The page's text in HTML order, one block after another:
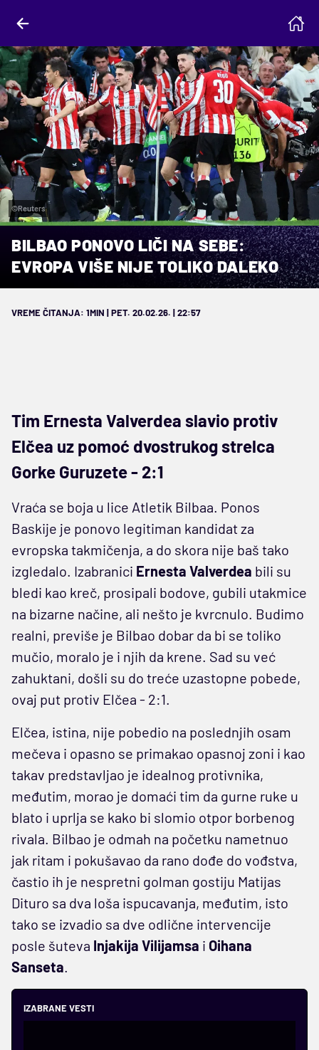
©Reuters
BILBAO PONOVO LIČI NA SEBE:
EVROPA VIŠE NIJE TOLIKO DALEKO
VREME ČITANJA: 1MIN | PET. 20.02.26. | 22:57
Tim Ernesta Valverdea slavio protiv
Elčea uz pomoć dvostrukog strelca
Gorke Guruzete - 2:1
Vraća se boja u lice Atletik Bilbaa. Ponos
Baskije je ponovo legitiman kandidat za
evropska takmičenja, a do skora nije baš tako
izgledalo. Izabranici Ernesta Valverdea bili su
bledi kao kreč, prosipali bodove, gubili utakmice
na bizarne načine, ali nešto je kvrcnulo. Budimo
realni, previše je Bilbao dobar da bi se toliko
mučio, moralo je i njih da krene. Sad su već
zahuktani, došli su do treće uzastopne pobede,
ovaj put protiv Elčea - 2:1.
Elčea, istina, nije pobedio na poslednjih osam
mečeva i opasno se primakao opasnoj zoni i kao
takav predstavljao je idealnog protivnika,
međutim, morao je domaći tim da gurne ruke u
blato i uprlja se kako bi slomio otpor borbenog
rivala. Bilbao je odmah na početku nametnuo
jak ritam i pokušavao da rano dođe do vođstva,
častio ih je nespretni golman gostiju Matijas
Dituro sa dva loša ispucavanja, međutim, isto
tako se izvadio sa dve odlične intervencije
posle šuteva Injakija Vilijamsa i Oihana
Sanseta.
IZABRANE VESTI